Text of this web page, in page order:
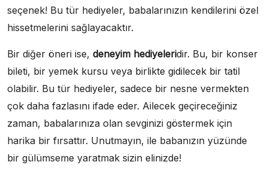
seçenek! Bu tür hediyeler, babalarınızın kendilerini özel
hissetmelerini sağlayacaktır.
Bir diğer öneri ise, deneyim hediyeleridir. Bu, bir konser
bileti, bir yemek kursu veya birlikte gidilecek bir tatil
olabilir. Bu tür hediyeler, sadece bir nesne vermekten
çok daha fazlasını ifade eder. Ailecek geçireceğiniz
zaman, babalarınıza olan sevginizi göstermek için
harika bir fırsattır. Unutmayın, ile babanızın yüzünde
bir gülümseme yaratmak sizin elinizde!